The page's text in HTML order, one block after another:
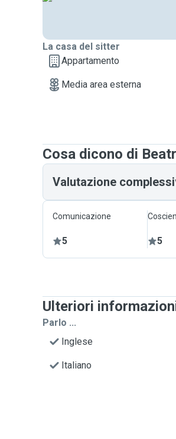
La casa del sitter
Appartamento
Media area esterna
Cosa dicono di
Valutazione
Comunicazione
5 5
Ulteriori
Parlo ...
Inglese
Italiano